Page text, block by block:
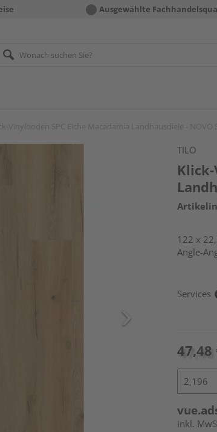
Ausgewählte
TILO
122 x
Angle-
Services
47,48
inkl.